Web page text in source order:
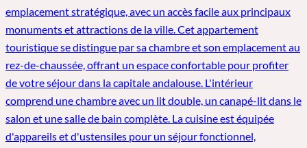
emplacement stratégique, avec un accès facile aux principaux
monuments et attractions de la ville. Cet appartement
touristique se distingue par sa chambre et son emplacement au
rez-de-chaussée, offrant un espace confortable pour profiter
de votre séjour dans la capitale andalouse. L'intérieur
comprend une chambre avec un lit double, un canapé-lit dans le
salon et une salle de bain complète. La cuisine est équipée
d'appareils et d'ustensiles pour un séjour fonctionnel,